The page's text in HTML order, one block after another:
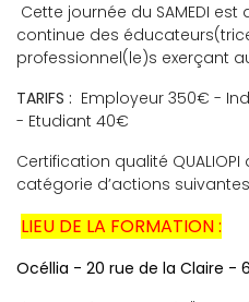
Cette journée du SAMEDI
continue des
professionnel(le)s exerçant
TARIFS : Employeur 350€ -
- Etudiant 40€
Certification qualité
catégorie d’actions
LIEU DE LA FORMATION :
Océllia - 20 rue de la Claire -